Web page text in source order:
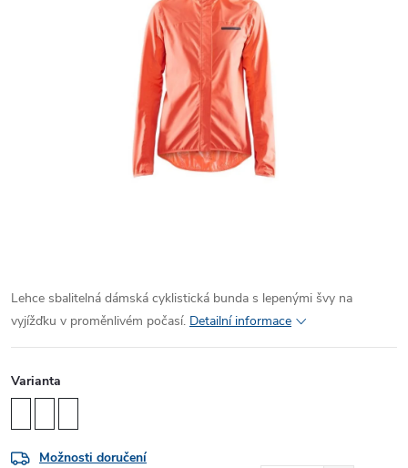
Lehce sbalitelná dámská cyklistická bunda s lepenými švy na
vyjížďku v proměnlivém počasí. Detailní informace
Varianta
Možnosti doručení